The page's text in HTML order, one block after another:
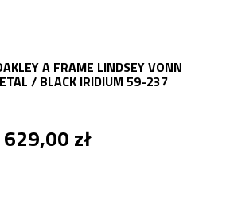
A FRAME LINDSEY VONN
/ BLACK IRIDIUM 59-237
629,00 zł